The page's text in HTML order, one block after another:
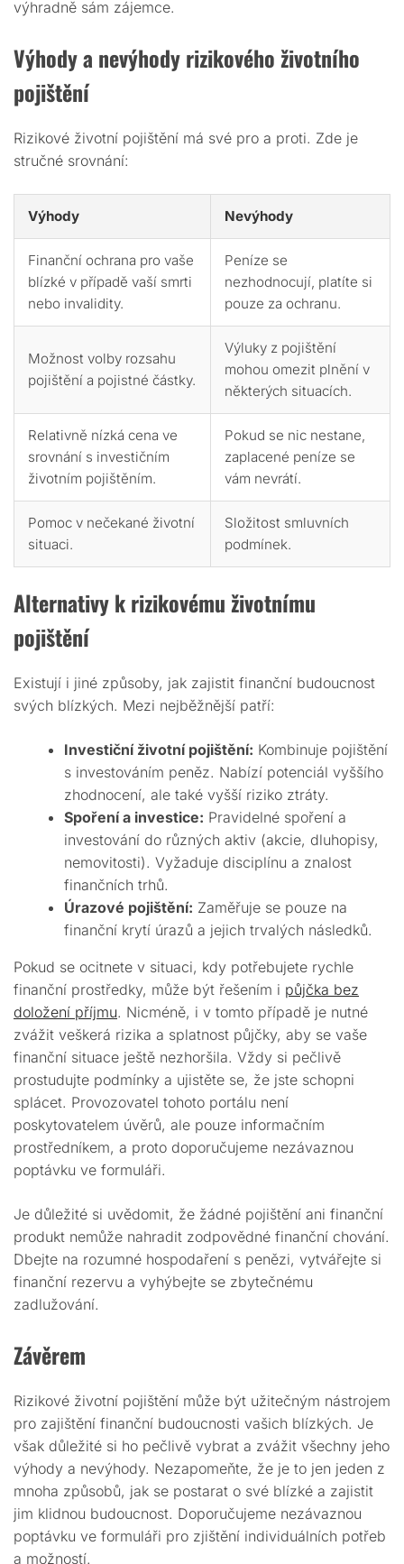
výhradně sám zájemce.
Výhody a nevýhody rizikového životního
pojištění
Rizikové životní pojištění má své pro a proti. Zde je
stručné srovnání:
Výhody Nevýhody
Finanční ochrana pro vaše
blízké v případě vaší smrti
nebo invalidity.
Peníze se
nezhodnocují, platíte si
pouze za ochranu.
Možnost volby rozsahu
pojištění a pojistné částky.
Výluky z pojištění
mohou omezit plnění v
některých situacích.
Relativně nízká cena ve
srovnání s investičním
životním pojištěním.
Pokud se nic nestane,
zaplacené peníze se
vám nevrátí.
Pomoc v nečekané životní
situaci.
Složitost smluvních
podmínek.
Alternativy k rizikovému životnímu
pojištění
Existují i jiné způsoby, jak zajistit finanční budoucnost
svých blízkých. Mezi nejběžnější patří:
Investiční životní pojištění: Kombinuje pojištění
s investováním peněz. Nabízí potenciál vyššího
zhodnocení, ale také vyšší riziko ztráty.
Spoření a investice: Pravidelné spoření a
investování do různých aktiv (akcie, dluhopisy,
nemovitosti). Vyžaduje disciplínu a znalost
finančních trhů.
Úrazové pojištění: Zaměřuje se pouze na
finanční krytí úrazů a jejich trvalých následků.
Pokud se ocitnete v situaci, kdy potřebujete rychle
finanční prostředky, může být řešením i půjčka bez
doložení příjmu. Nicméně, i v tomto případě je nutné
zvážit veškerá rizika a splatnost půjčky, aby se vaše
finanční situace ještě nezhoršila. Vždy si pečlivě
prostudujte podmínky a ujistěte se, že jste schopni
splácet. Provozovatel tohoto portálu není
poskytovatelem úvěrů, ale pouze informačním
prostředníkem, a proto doporučujeme nezávaznou
poptávku ve formuláři.
Je důležité si uvědomit, že žádné pojištění ani finanční
produkt nemůže nahradit zodpovědné finanční chování.
Dbejte na rozumné hospodaření s penězi, vytvářejte si
finanční rezervu a vyhýbejte se zbytečnému
zadlužování.
Závěrem
Rizikové životní pojištění může být užitečným nástrojem
pro zajištění finanční budoucnosti vašich blízkých. Je
však důležité si ho pečlivě vybrat a zvážit všechny jeho
výhody a nevýhody. Nezapomeňte, že je to jen jeden z
mnoha způsobů, jak se postarat o své blízké a zajistit
jim klidnou budoucnost. Doporučujeme nezávaznou
poptávku ve formuláři pro zjištění individuálních potřeb
a možností.